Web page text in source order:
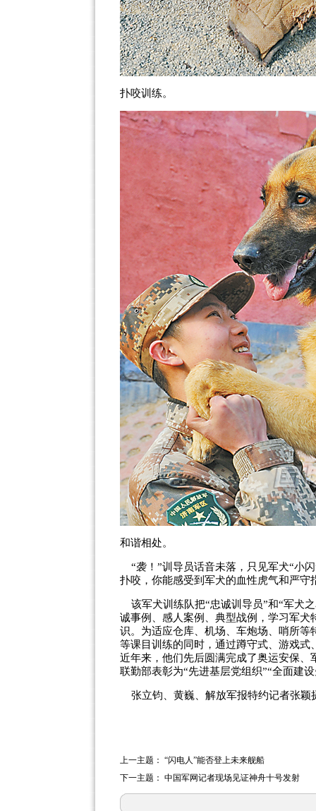
扑咬训练。
和谐相处。
“袭！”训导员话音未落，只见军犬“小
扑咬，你能感受到军犬的血性虎气和严
该军犬训练队把“忠诚训导员”和“军犬
诚事例、感人案例、典型战例，学习军
识。为适应仓库、机场、车炮场、哨所
等课目训练的同时，通过蹲守式、游戏
近年来，他们先后圆满完成了奥运安保
联勤部表彰为“先进基层党组织”“全面建
张立钧、黄巍、解放军报特约记者张颖
上一主题： “闪电人”能否登上未来舰船
下一主题： 中国军网记者现场见证神舟十号发射